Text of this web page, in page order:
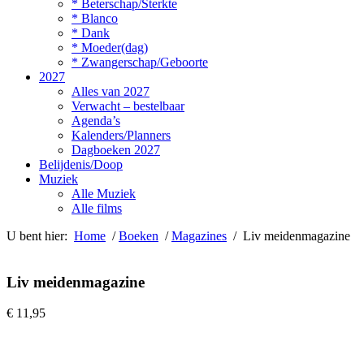
* Beterschap/Sterkte
* Blanco
* Dank
* Moeder(dag)
* Zwangerschap/Geboorte
2027
Alles van 2027
Verwacht – bestelbaar
Agenda’s
Kalenders/Planners
Dagboeken 2027
Belijdenis/Doop
Muziek
Alle Muziek
Alle films
U bent hier: Home /Boeken /Magazines / Liv meidenmagazine
Liv meidenmagazine
€ 11,95